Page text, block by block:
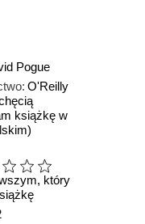
Pogue
O'Reilly
książkę w
który